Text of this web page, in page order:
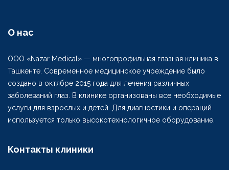
О нас
ООО «Nazar Medical» — многопрофильная глазная клиника в
Ташкенте. Современное медицинское учреждение было
создано в октябре 2015 года для лечения различных
заболеваний глаз. В клинике организованы все необходимые
услуги для взрослых и детей. Для диагностики и операций
используется только высокотехнологичное оборудование.
Контакты клиники